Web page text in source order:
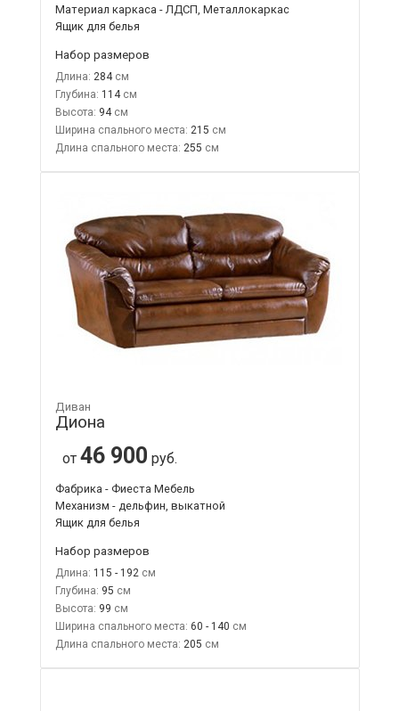
Материал каркаса - ЛДСП, Металлокаркас
Ящик для белья
Набор размеров
Длина: 284
Глубина: 114
Высота: 94
Ширина спального места: 215
Длина спального места: 255
Диван
Диона
от 46 900 руб.
Фабрика - Фиеста Мебель
Механизм - дельфин, выкатной
Ящик для белья
Набор размеров
Длина: 115 - 192
Глубина: 95
Высота: 99
Ширина спального места: 60 - 140
Длина спального места: 205